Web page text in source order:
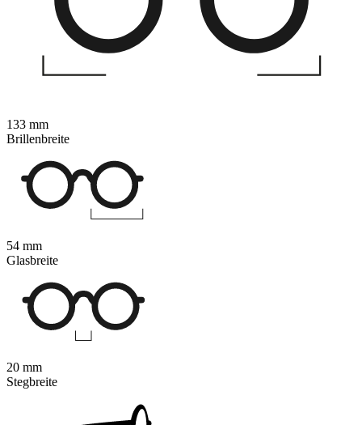
133 mm
Brillenbreite
54 mm
Glasbreite
20 mm
Stegbreite